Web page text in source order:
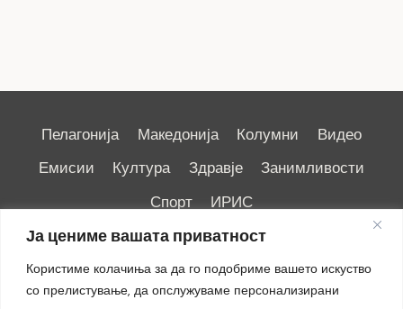
Ја цениме вашата приватност
Користиме колачиња за да го подобриме вашето искуство
со прелистување, да опслужуваме персонализирани
Пелагонија Македонија Колумни
Видео
Емисии
Култура Здравје
Занимливости
Спорт
ИРИС